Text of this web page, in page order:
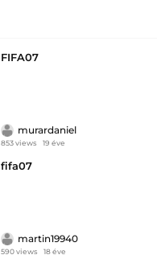
FIFA07
murardaniel
853 views 19 éve
fifa07
martin19940
590 views 18 éve